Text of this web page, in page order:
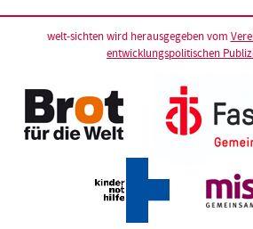
welt-sichten wird herausgegeben vom
entwicklungspolitischen